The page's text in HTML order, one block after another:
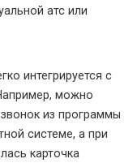
атс или
интегрируется с
можно
из программы
системе, а при
карточка